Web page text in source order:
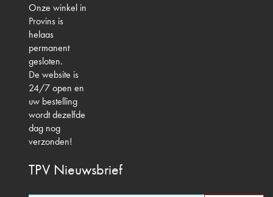
Onze winkel in
Provins is
helaas
permanent
gesloten.
De website is
24/7 open en
uw bestelling
wordt dezelfde
dag nog
verzonden!
TPV Nieuwsbrief